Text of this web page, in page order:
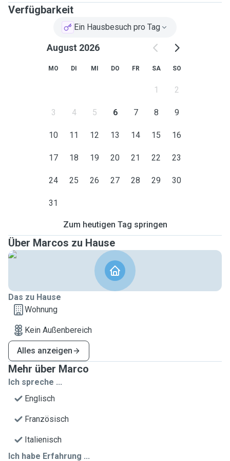
Verfügbarkeit
Ein Hausbesuch pro Tag
August 2026
MO DI MI DO FR SA SO
1 2
3 4 5 6 7 8 9
10 11 12 13 14 15 16
17 18 19 20 21 22 23
24 25 26 27 28 29 30
31
Zum heutigen Tag springen
Über Marcos zu Hause
Das zu Hause
Wohnung
Kein Außenbereich
Alles anzeigen
Mehr über Marco
Ich spreche ...
Englisch
Französisch
Italienisch
Ich habe Erfahrung ...